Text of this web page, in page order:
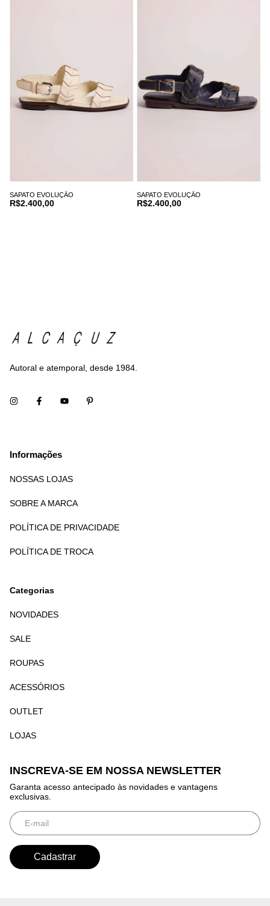
SAPATO EVOLUÇÃO
R$2.400,00
SAPATO EVOLUÇÃO
R$2.400,00
Autoral e atemporal, desde 1984.
Informações
NOSSAS LOJAS
SOBRE A MARCA
POLÍTICA DE PRIVACIDADE
POLÍTICA DE TROCA
Categorias
NOVIDADES
SALE
ROUPAS
ACESSÓRIOS
OUTLET
LOJAS
INSCREVA-SE EM NOSSA NEWSLETTER
Garanta acesso antecipado às novidades e vantagens
exclusivas.